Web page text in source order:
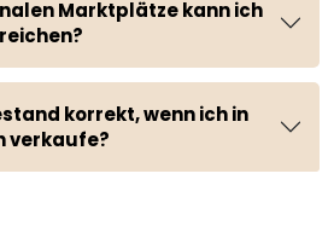
Marktplätze kann ich
korrekt, wenn ich in
verkaufe?